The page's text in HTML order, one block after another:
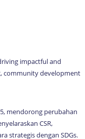
impactful and
community development
mendorong perubahan
CSR,
strategis dengan SDGs.